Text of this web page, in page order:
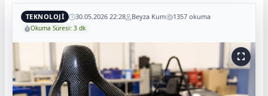
TEKNOLOJİ 30.05.2026 22:28 Beyza Kum 1357 okuma
Okuma Süresi: 3 dk